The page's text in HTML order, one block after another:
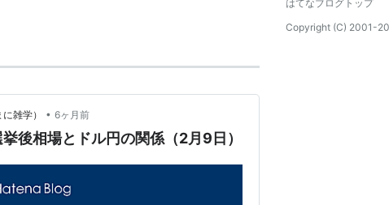
雑学） • 6ヶ月前
後相場とドル円の関係（2月9日）
はてなブログトップ
Copyright (C) 2001-